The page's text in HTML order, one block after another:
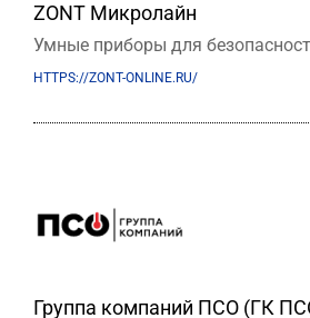
ZONT Микролайн
Умные приборы для
HTTPS://ZONT-ONLINE.RU/
Группа компаний ПСО (ГК